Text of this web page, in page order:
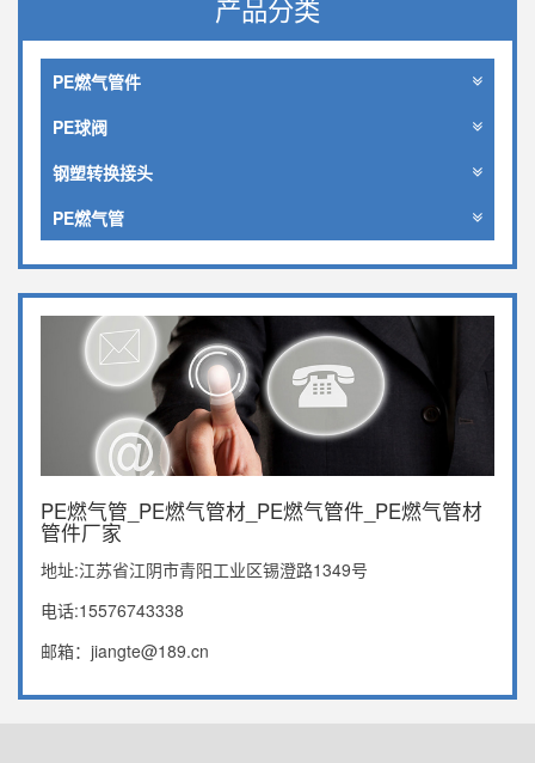
产品分类
PE燃气管件
PE球阀
钢塑转换接头
PE燃气管
PE燃气管_PE燃气管材_PE燃气管件_PE燃气管材
管件厂家
地址:江苏省江阴市青阳工业区锡澄路1349号
电话:15576743338
邮箱：jiangte@189.cn